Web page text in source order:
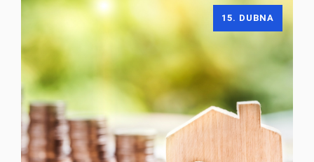
15. DUBNA